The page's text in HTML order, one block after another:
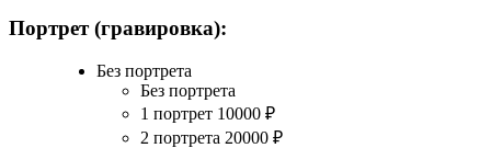
Портрет (гравировка):
Без портрета
Без портрета
1 портрет 10000 ₽
2 портрета 20000 ₽